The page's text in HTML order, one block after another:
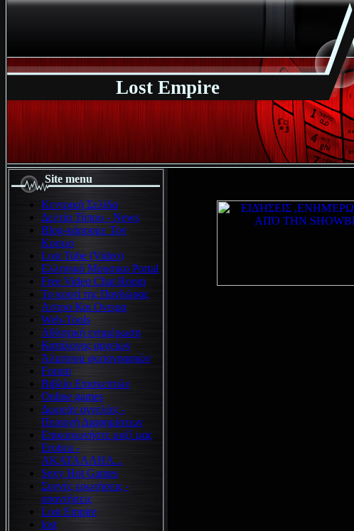
Lost Empire
Site menu
Κεντρική Σελίδα
Δελτία Τύπου - News
Blog-κάρουμε Τον
Κοσμο
Lost Tube (Video)
Ελληνικό Μουσικο Portal
Free Video Chat Room
Το κουτί της Πανδώρας
Αστρα Και Ονειρα
Web-Tools
Αθλητική ενημέρωση
Κατάλογος αρχείων
Άλμπουμ φωτογραφιών
Forum
Βιβλίο Επισκεπτών
Online games
Δωρεάν αγγελίες -
Περιοχή Διαφημίσεων
Επικοινωνήστε μαζί μας
Erotica -
ΑΚΑΤΑΛΛΗΛ...
Sexy Hot Games
Συχνές ερωτήσεις -
απαντήσεις
Lost Empire
lost